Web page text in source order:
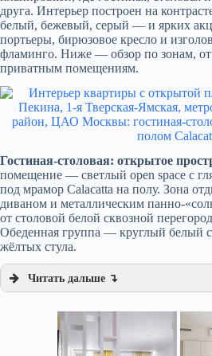
друга. Интерьер построен на
белый, бежевый, серый — и ярких
портьеры, бирюзовое кресло и
фламинго. Ниже — обзор по зонам, от
приватным помещениям.
Гостиная-столовая: открытое
помещение — светлый open space с
под мрамор Calacatta на полу. Зона
диваном и металлическим панно-
от столовой белой сквозной
Обеденная группа — круглый белый
жёлтых стула.
Читать дальше ↴